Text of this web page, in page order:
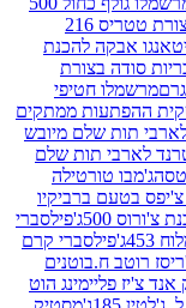
סוכריות סודה בצורת טטריס 216
להכנת
ממתקים
מיובש
שלם
פילסברי
קרם
הוט